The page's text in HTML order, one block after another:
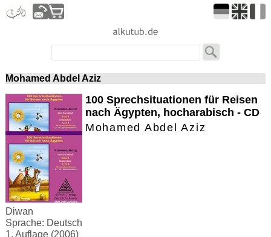
Mohamed Abdel Aziz
100 Sprechsituationen für Reisen
nach Ägypten, hocharabisch - CD
Mohamed Abdel Aziz
Diwan
Sprache: Deutsch
1. Auflage (2006)